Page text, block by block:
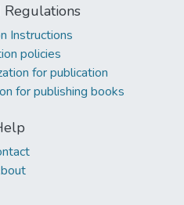
Regulations
Instructions
policies
for publication
for publishing books